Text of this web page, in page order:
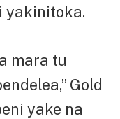
yakinitoka.
mara tu
Gold
yake na